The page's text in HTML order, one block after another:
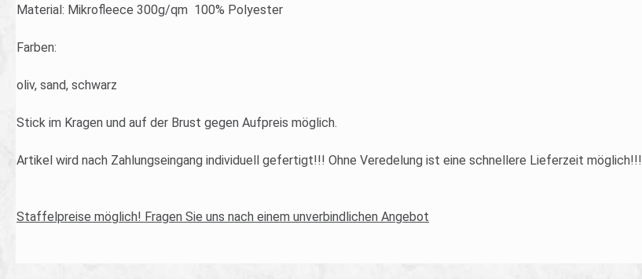
Material: Mikrofleece 300g/qm 100% Polyester
Farben:
oliv, sand, schwarz
Stick im Kragen und auf der Brust gegen Aufpreis möglich.
Artikel wird nach Zahlungseingang individuell gefertigt!!! Ohne Veredelung ist eine schnellere Lieferzeit möglich!!!
Staffelpreise möglich! Fragen Sie uns nach einem unverbindlichen Angebot